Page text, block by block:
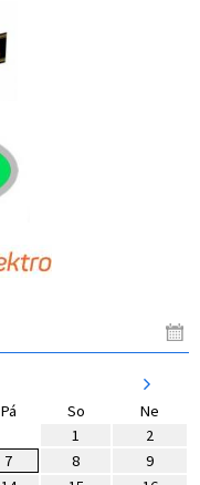
Pá So
Ne
1
2
7 8
9